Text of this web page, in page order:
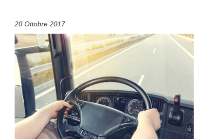
20 Ottobre 2017